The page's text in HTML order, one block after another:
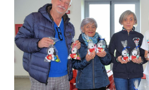
à
d
i
g